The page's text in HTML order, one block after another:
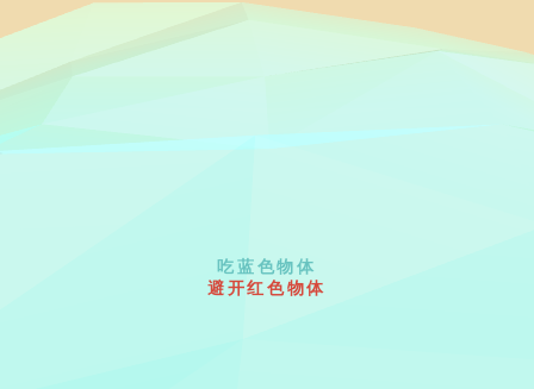
吃蓝色物体
避开红色物体